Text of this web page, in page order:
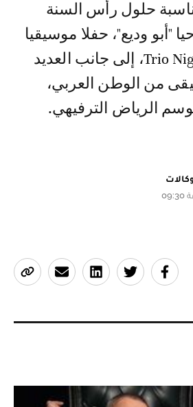
حلول رأس السنة
"أبو وديع"، حفلا موسيقيا
ضخما بعنوان Trio Night، إلى جانب العديد
من الوطن العربي،
الرياض الترفيهي.